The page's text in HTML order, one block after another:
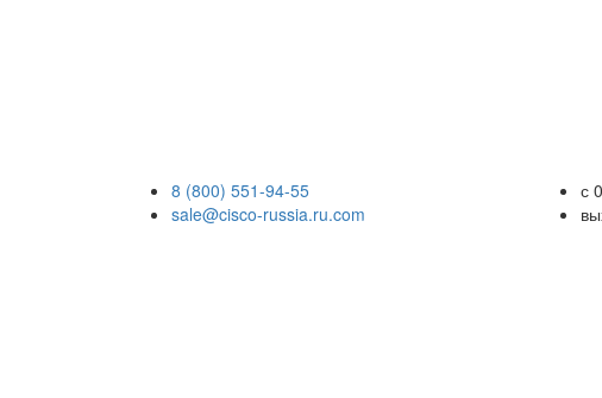
8 (800) 551-94-55
sale@cisco-russia.ru.com
с